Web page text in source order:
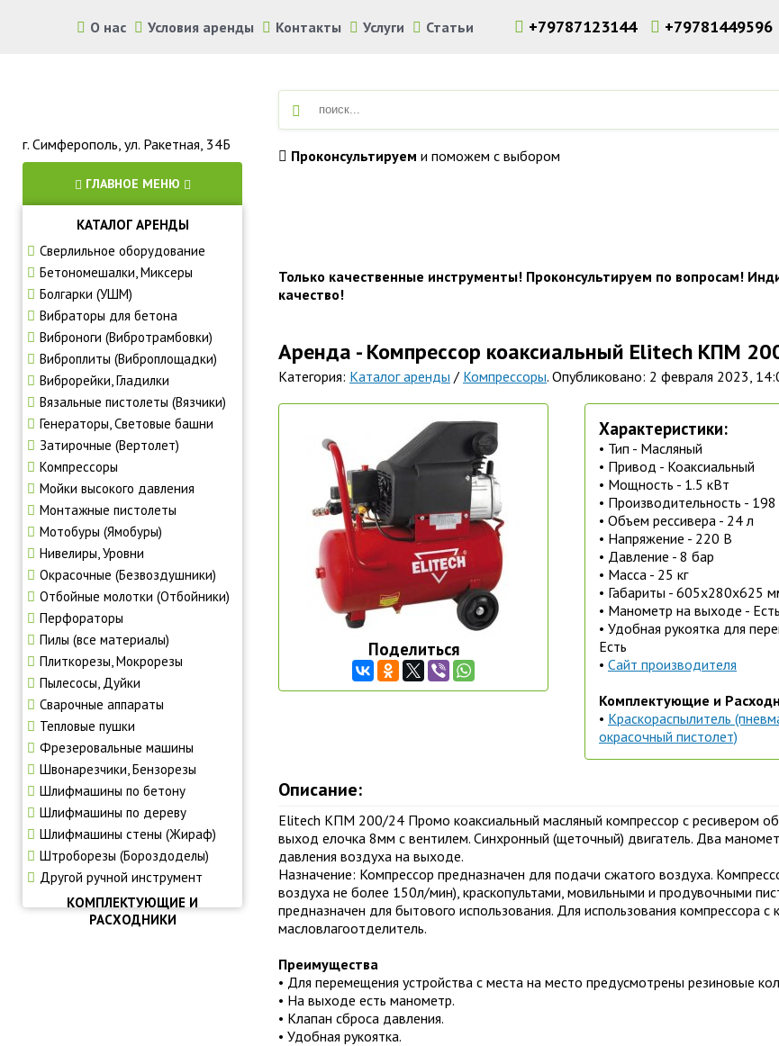
О нас Условия аренды Контакты Услуги Статьи +79787123144 +79781449596
г. Симферополь, ул. Ракетная, 34Б
ГЛАВНОЕ МЕНЮ
КАТАЛОГ АРЕНДЫ
Сверлильное оборудование
Бетономешалки, Миксеры
Болгарки (УШМ)
Вибраторы для бетона
Виброноги (Вибротрамбовки)
Виброплиты (Виброплощадки)
Виброрейки, Гладилки
Вязальные пистолеты (Вязчики)
Генераторы, Световые башни
Затирочные (Вертолет)
Компрессоры
Мойки высокого давления
Монтажные пистолеты
Мотобуры (Ямобуры)
Нивелиры, Уровни
Окрасочные (Безвоздушники)
Отбойные молотки (Отбойники)
Перфораторы
Пилы (все материалы)
Плиткорезы, Мокрорезы
Пылесосы, Дуйки
Сварочные аппараты
Тепловые пушки
Фрезеровальные машины
Швонарезчики, Бензорезы
Шлифмашины по бетону
Шлифмашины по дереву
Шлифмашины стены (Жираф)
Штроборезы (Бороздоделы)
Другой ручной инструмент
КОМПЛЕКТУЮЩИЕ И
РАСХОДНИКИ
Проконсультируем и поможем с выбором
Только качественные инструменты! Проконсультируем по вопросам!
качество!
Аренда - Компрессор коаксиальный Elitech КПМ
Категория: Каталог аренды / Компрессоры. Опубликовано: 2 февраля 2023,
Поделиться
Характеристики:
• Тип - Масляный
• Привод - Коаксиальный
• Мощность - 1.5 кВт
• Производительность -
• Объем рессивера - 24 л
• Напряжение - 220 В
• Давление - 8 бар
• Масса - 25 кг
• Габариты - 605х280х625
• Манометр на выходе - Есть
• Удобная рукоятка для
Есть
• Сайт производителя
Комплектующие и
• Краскораспылитель
окрасочный пистолет)
Описание:
Elitech КПМ 200/24 Промо коаксиальный масляный компрессор с ресивером
выход елочка 8мм с вентилем. Синхронный (щеточный) двигатель. Два
давления воздуха на выходе.
Назначение: Компрессор предназначен для подачи сжатого воздуха.
воздуха не более 150л/мин), краскопультами, мовильными и продувочными
предназначен для бытового использования. Для использования компрессора с
масловлагоотделитель.
Преимущества
• Для перемещения устройства с места на место предусмотрены резиновые
• На выходе есть манометр.
• Клапан сброса давления.
• Удобная рукоятка.